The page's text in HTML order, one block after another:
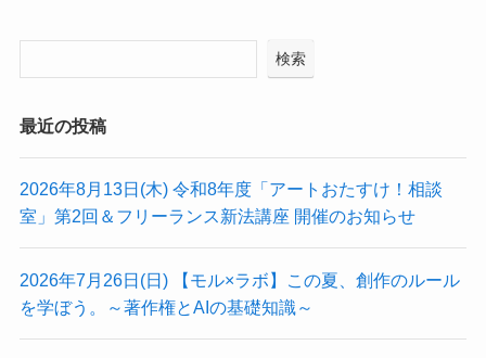
検索
最近の投稿
2026年8月13日(木) 令和8年度「アートおたすけ！相談
室」第2回＆フリーランス新法講座 開催のお知らせ
2026年7月26日(日) 【モル×ラボ】この夏、創作のルール
を学ぼう。～著作権とAIの基礎知識～